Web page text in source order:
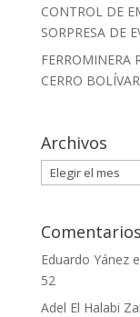
CONTROL DE
SORPRESA DE
FERROMINERA
CERRO BOLÍVAR
Archivos
Archivos
Comentarios
Eduardo Yánez
52
Adel El Halabi